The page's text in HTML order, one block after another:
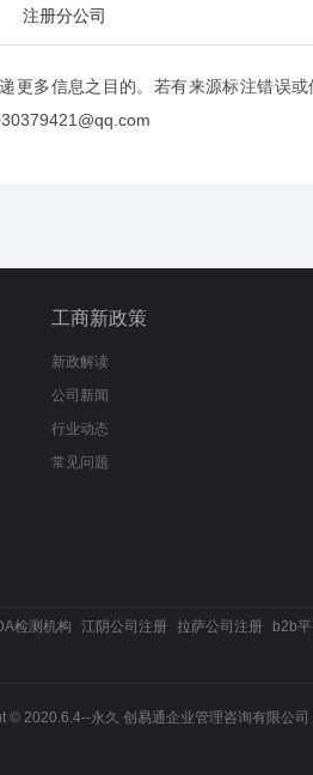
注册分公司
更多信息之目的。若有来源标注错误
工商新政策
新政解读
公司新闻
行业动态
常见问题
检测机构 江阴公司注册 拉萨公司注册 b2b
© 2020.6.4--永久 创易通企业管理咨询有限公司